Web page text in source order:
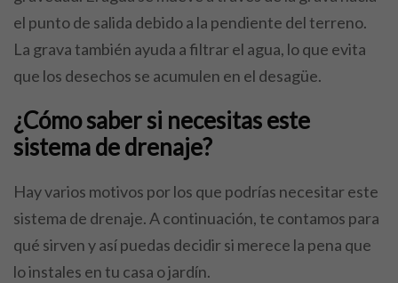
el punto de salida debido a la pendiente del terreno.
La grava también ayuda a filtrar el agua, lo que evita
que los desechos se acumulen en el desagüe.
¿Cómo saber si necesitas este
sistema de drenaje?
Hay varios motivos por los que podrías necesitar este
sistema de drenaje. A continuación, te contamos para
qué sirven y así puedas decidir si merece la pena que
lo instales en tu casa o jardín.